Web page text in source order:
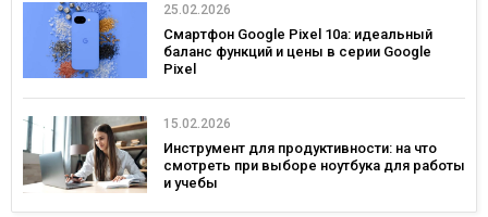
25.02.2026
Смартфон Google Pixel 10a: идеальный
баланс функций и цены в серии Google
Pixel
15.02.2026
Инструмент для продуктивности: на что
смотреть при выборе ноутбука для работы
и учебы